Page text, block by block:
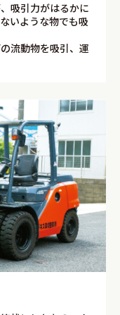
吸引力がはるかに
いような物でも吸
流動物を吸引、運